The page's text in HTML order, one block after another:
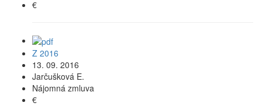
€
Z 2016
13. 09. 2016
Jarčušková E.
Nájomná zmluva
€